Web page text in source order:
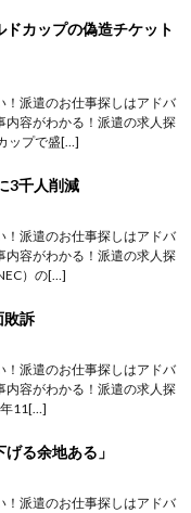
ドカップの偽造チケット
！派遣のお仕事探しはアドバ
内容がわかる！派遣の求人探
ップで盛[…]
3千人削減
！派遣のお仕事探しはアドバ
内容がわかる！派遣の求人探
）の[…]
敗訴
！派遣のお仕事探しはアドバ
内容がわかる！派遣の求人探
年11[…]
る余地ある」
！派遣のお仕事探しはアドバ